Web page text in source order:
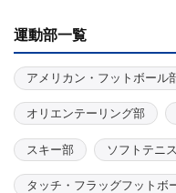
運動部一覧
アメリカン・フットボール
オリエンテーリング部
スキー部 ソフトテニ
タッチ・フラッグフットボ